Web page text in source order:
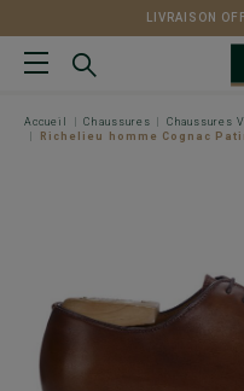
LIVRAISON
Accueil Chaussures Chaussures
Richelieu homme Cognac